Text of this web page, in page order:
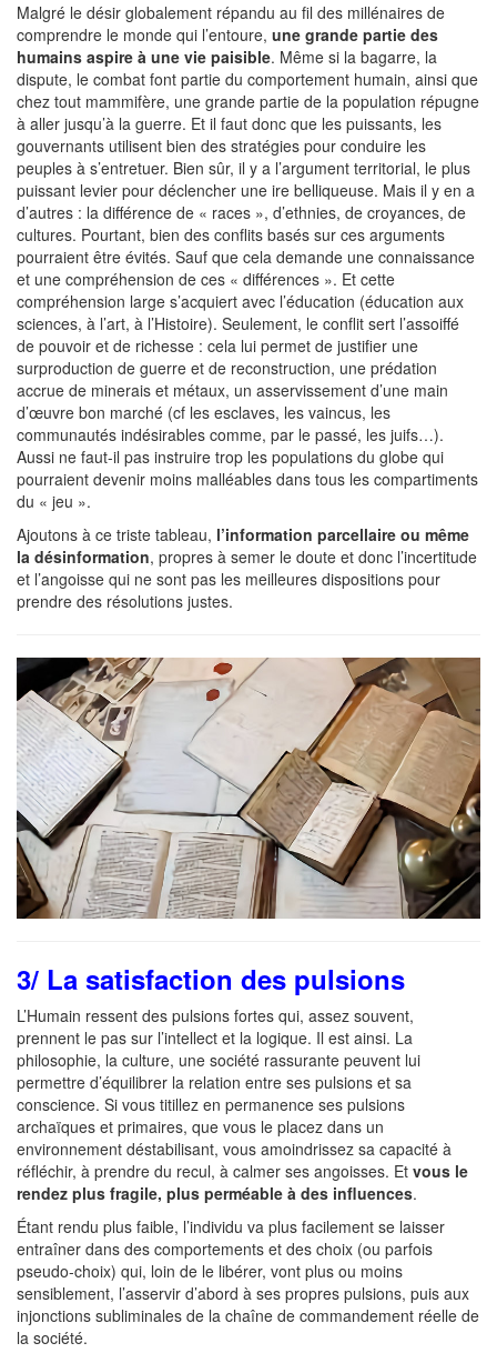
Malgré le désir globalement répandu au fil des millénaires de
comprendre le monde qui l’entoure, une grande partie des
humains aspire à une vie paisible. Même si la bagarre, la
dispute, le combat font partie du comportement humain, ainsi que
chez tout mammifère, une grande partie de la population répugne
à aller jusqu’à la guerre. Et il faut donc que les puissants, les
gouvernants utilisent bien des stratégies pour conduire les
peuples à s’entretuer. Bien sûr, il y a l’argument territorial, le plus
puissant levier pour déclencher une ire belliqueuse. Mais il y en a
d’autres : la différence de « races », d’ethnies, de croyances, de
cultures. Pourtant, bien des conflits basés sur ces arguments
pourraient être évités. Sauf que cela demande une connaissance
et une compréhension de ces « différences ». Et cette
compréhension large s’acquiert avec l’éducation (éducation aux
sciences, à l’art, à l’Histoire). Seulement, le conflit sert l’assoiffé
de pouvoir et de richesse : cela lui permet de justifier une
surproduction de guerre et de reconstruction, une prédation
accrue de minerais et métaux, un asservissement d’une main
d’œuvre bon marché (cf les esclaves, les vaincus, les
communautés indésirables comme, par le passé, les juifs…).
Aussi ne faut-il pas instruire trop les populations du globe qui
pourraient devenir moins malléables dans tous les compartiments
du « jeu ».
Ajoutons à ce triste tableau, l’information parcellaire ou même
la désinformation, propres à semer le doute et donc l’incertitude
et l’angoisse qui ne sont pas les meilleures dispositions pour
prendre des résolutions justes.
3/ La satisfaction des pulsions
L’Humain ressent des pulsions fortes qui, assez souvent,
prennent le pas sur l’intellect et la logique. Il est ainsi. La
philosophie, la culture, une société rassurante peuvent lui
permettre d’équilibrer la relation entre ses pulsions et sa
conscience. Si vous titillez en permanence ses pulsions
archaïques et primaires, que vous le placez dans un
environnement déstabilisant, vous amoindrissez sa capacité à
réfléchir, à prendre du recul, à calmer ses angoisses. Et vous le
rendez plus fragile, plus perméable à des influences.
Étant rendu plus faible, l’individu va plus facilement se laisser
entraîner dans des comportements et des choix (ou parfois
pseudo-choix) qui, loin de le libérer, vont plus ou moins
sensiblement, l’asservir d’abord à ses propres pulsions, puis aux
injonctions subliminales de la chaîne de commandement réelle de
la société.